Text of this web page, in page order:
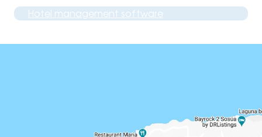
Hotel management software